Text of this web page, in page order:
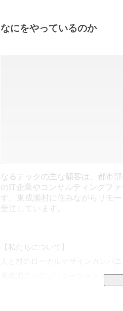
なにをやっているのか
なるテックの主な顧客は、都市
のIT企業やコンサルティングファ
す。東成瀬村に住みながらリモ
受注しています。
【私たちについて】
東成瀬テックソリューションズ（
つプロフェッショナルが集い、秋